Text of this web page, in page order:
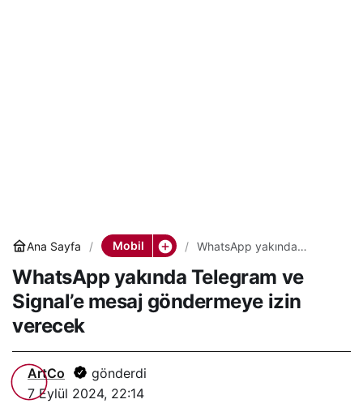
Ana Sayfa Mobil
WhatsApp yakında
göndermeye izin verecek
WhatsApp yakında Telegram ve
Signal’e mesaj göndermeye izin
verecek
ArtCo
gönderdi
7 Eylül 2024, 22:14